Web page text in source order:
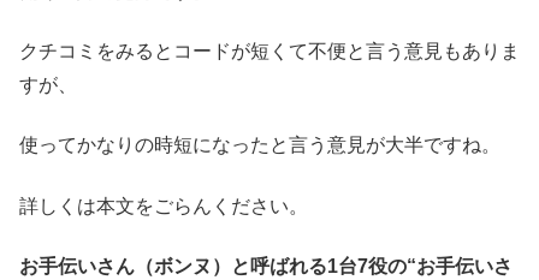
クチコミをみるとコードが短くて不便と言う意見もありま
すが、
使ってかなりの時短になったと言う意見が大半ですね。
詳しくは本文をごらんください。
お手伝いさん（ボンヌ）と呼ばれる1台7役の“お手伝いさ